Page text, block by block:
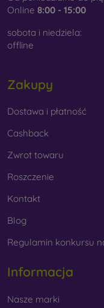
Online 8:00 - 15:00
sobota i niedziela:
offline
Zakupy
Dostawa i płatność
Cashback
Zwrot towaru
Roszczenie
Kontakt
Blog
Regulamin konkursu
Informacja
Nasze marki